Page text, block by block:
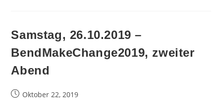
Samstag, 26.10.2019 –
BendMakeChange2019, zweiter
Abend
BeitragOktober 22, 2019